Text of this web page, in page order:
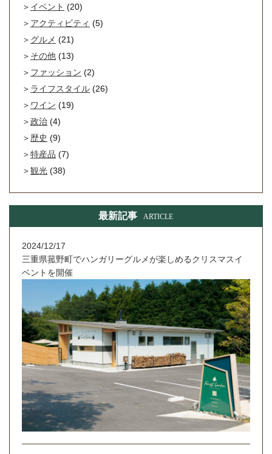
イベント (20)
アクティビティ (5)
グルメ (21)
その他 (13)
ファッション (2)
ライフスタイル (26)
ワイン (19)
政治 (4)
歴史 (9)
特産品 (7)
観光 (38)
最新記事 ARTICLE
2024/12/17
三重県菰野町でハンガリーグルメが楽しめるクリスマスイ
ベントを開催